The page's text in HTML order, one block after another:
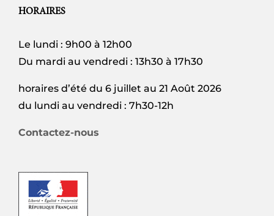
HORAIRES
Le lundi : 9h00 à 12h00
Du mardi au vendredi : 13h30 à 17h30
horaires d’été du 6 juillet au 21 Août 2026
du lundi au vendredi : 7h30-12h
Contactez-nous